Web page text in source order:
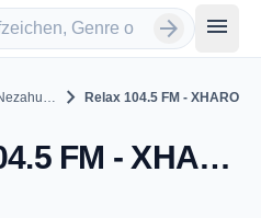
arrow_forward menu
Ciudad Nezahualcóyotl chevron_right Relax 104.5 FM - XHARO
Relax 104.5 FM - XHARO - FM 104.5 - Ciudad Nezahualcóyotl